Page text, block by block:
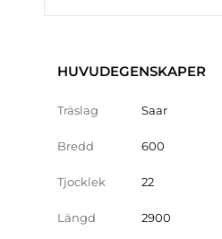
HUVUDEGENSKAPER
Träslag Saar
Bredd 600
Tjocklek 22
Längd 2900